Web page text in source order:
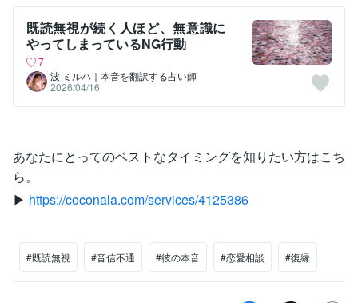
既読無視が続く人ほど、無意識に
やってしまっているNG行動
7
波 ミルハ｜本音を翻訳する占い師
2026/04/16
あなたにとってのベストなタイミングを知りたい方はこち
ら。
▶ https://coconala.com/services/4125386
#既読無視 #音信不通 #彼の本音 #恋愛相談 #復縁